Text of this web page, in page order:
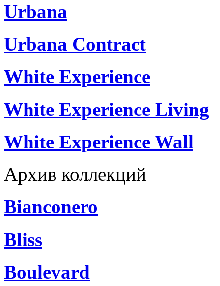
Urbana
Urbana Contract
White Experience
White Experience Living
White Experience Wall
Архив коллекций
Bianconero
Bliss
Boulevard